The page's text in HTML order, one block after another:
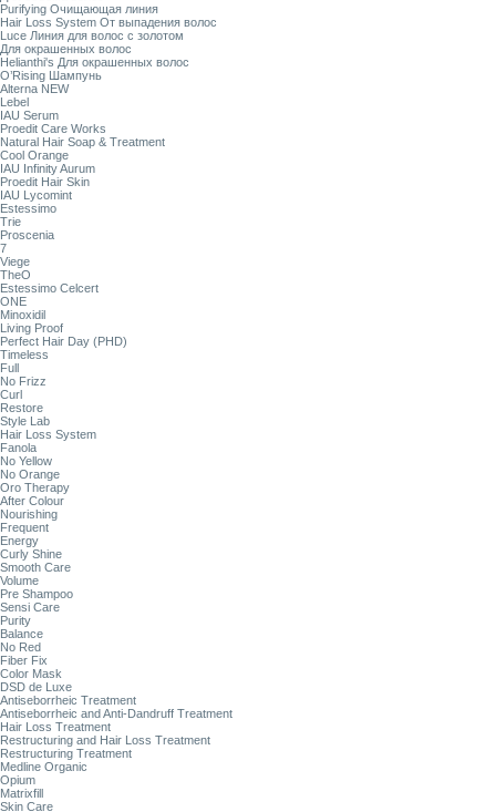
Purifying Очищающая линия
Hair Loss System От выпадения волос
Luce Линия для волос с золотом
Для окрашенных волос
Helianthi's Для окрашенных волос
O’Rising Шампунь
Alterna NEW
Lebel
IAU Serum
Proedit Care Works
Natural Hair Soap & Treatment
Cool Orange
IAU Infinity Aurum
Proedit Hair Skin
IAU Lycomint
Estessimo
Trie
Proscenia
7
Viege
TheO
Estessimo Celcert
ONE
Minoxidil
Living Proof
Perfect Hair Day (PHD)
Timeless
Full
No Frizz
Curl
Restore
Style Lab
Hair Loss System
Fanola
No Yellow
No Orange
Oro Therapy
After Colour
Nourishing
Frequent
Energy
Curly Shine
Smooth Care
Volume
Pre Shampoo
Sensi Care
Purity
Balance
No Red
Fiber Fix
Color Mask
DSD de Luxe
Antiseborrheic Treatment
Antiseborrheic and Anti-Dandruff Treatment
Hair Loss Treatment
Restructuring and Hair Loss Treatment
Restructuring Treatment
Medline Organic
Opium
Matrixfill
Skin Care